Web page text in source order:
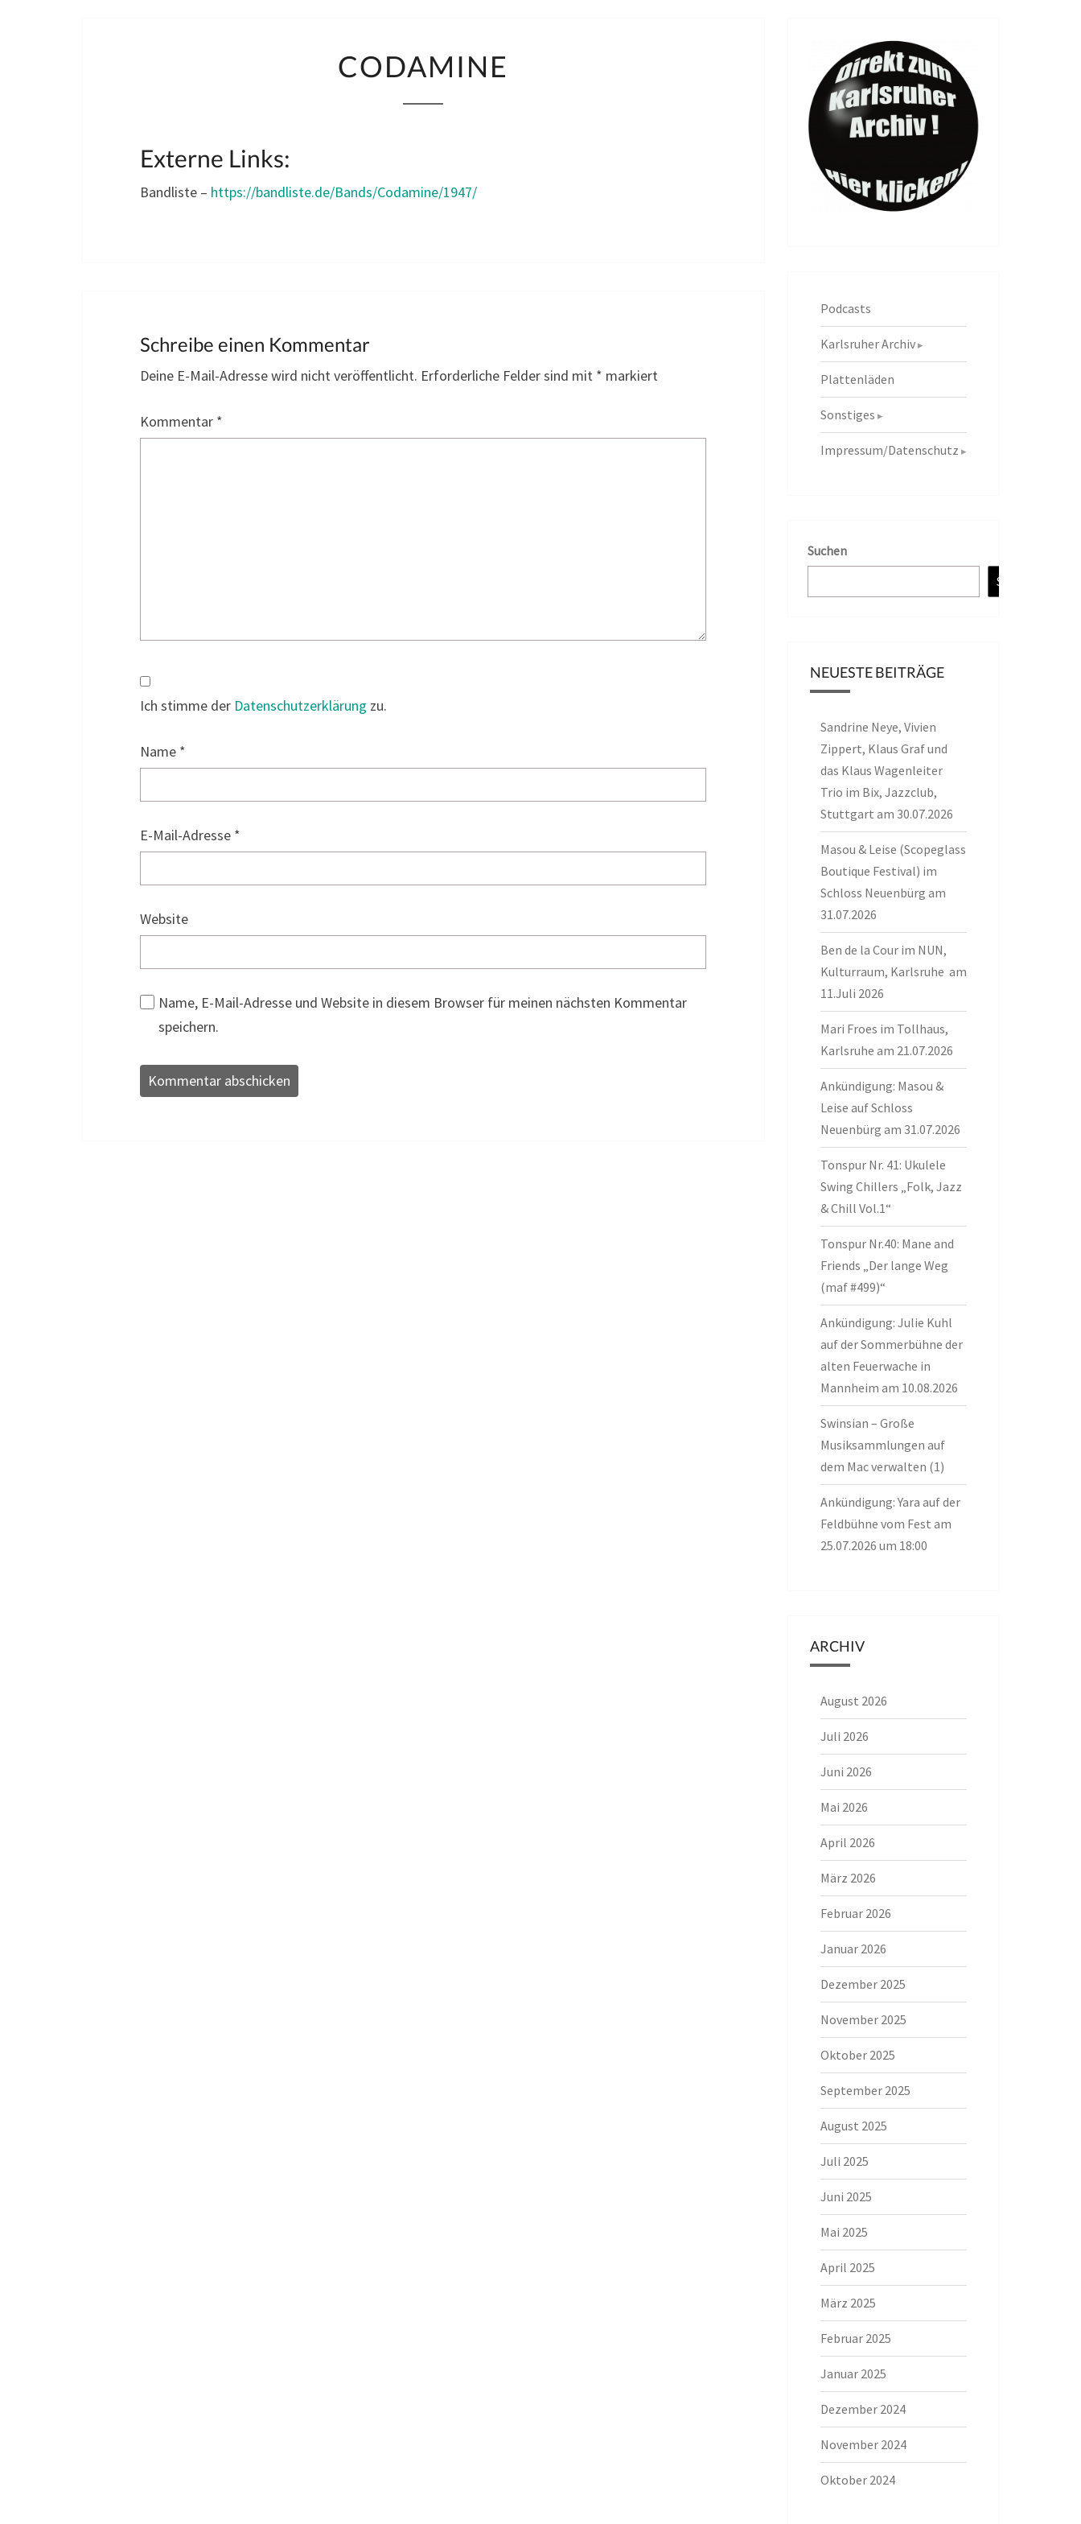
CODAMINE
Externe Links:
Bandliste – https://bandliste.de/Bands/Codamine/1947/
Schreibe einen Kommentar
Deine E-Mail-Adresse wird nicht veröffentlicht. Erforderliche Felder sind mit * markiert
Kommentar *
Ich stimme der Datenschutzerklärung zu.
Name *
E-Mail-Adresse *
Website
Name, E-Mail-Adresse und Website in diesem Browser für meinen nächsten Kommentar
speichern.
Podcasts
Karlsruher Archiv
Plattenläden
Sonstiges
Impressum/Datenschutz
Suchen
Suchen
NEUESTE BEITRÄGE
Sandrine Neye, Vivien
Zippert, Klaus Graf und
das Klaus Wagenleiter
Trio im Bix, Jazzclub,
Stuttgart am 30.07.2026
Masou & Leise (Scopeglass
Boutique Festival) im
Schloss Neuenbürg am
31.07.2026
Ben de la Cour im NUN,
Kulturraum, Karlsruhe am
11.Juli 2026
Mari Froes im Tollhaus,
Karlsruhe am 21.07.2026
Ankündigung: Masou &
Leise auf Schloss
Neuenbürg am 31.07.2026
Tonspur Nr. 41: Ukulele
Swing Chillers „Folk, Jazz
& Chill Vol.1“
Tonspur Nr.40: Mane and
Friends „Der lange Weg
(maf #499)“
Ankündigung: Julie Kuhl
auf der Sommerbühne der
alten Feuerwache in
Mannheim am 10.08.2026
Swinsian – Große
Musiksammlungen auf
dem Mac verwalten (1)
Ankündigung: Yara auf der
Feldbühne vom Fest am
25.07.2026 um 18:00
ARCHIV
August 2026
Juli 2026
Juni 2026
Mai 2026
April 2026
März 2026
Februar 2026
Januar 2026
Dezember 2025
November 2025
Oktober 2025
September 2025
August 2025
Juli 2025
Juni 2025
Mai 2025
April 2025
März 2025
Februar 2025
Januar 2025
Dezember 2024
November 2024
Oktober 2024